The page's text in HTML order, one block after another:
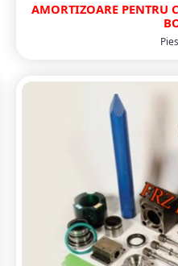
AMORTIZOARE PENTRU